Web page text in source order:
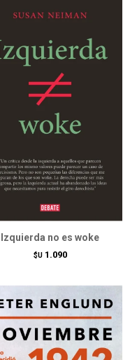
Izquierda no es woke
$U 1.090